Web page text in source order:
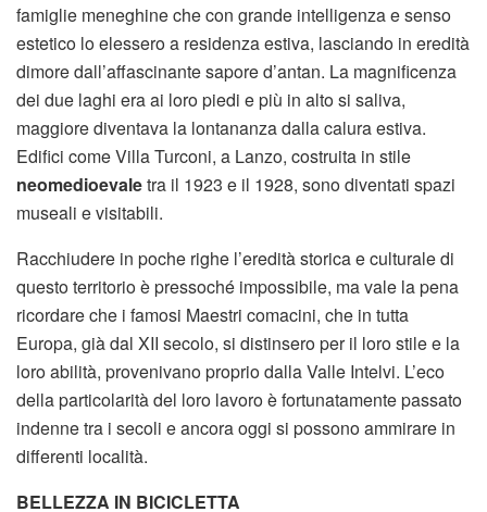
famiglie meneghine che con grande intelligenza e senso
estetico lo elessero a residenza estiva, lasciando in eredità
dimore dall’affascinante sapore d’antan. La magnificenza
dei due laghi era ai loro piedi e più in alto si saliva,
maggiore diventava la lontananza dalla calura estiva.
Edifici come Villa Turconi, a Lanzo, costruita in stile
neomedioevaletra il 1923 e il 1928, sono diventati spazi
museali e visitabili.
Racchiudere in poche righe l’eredità storica e culturale di
questo territorio è pressoché impossibile, ma vale la pena
ricordare che i famosi Maestri comacini, che in tutta
Europa, già dal XII secolo, si distinsero per il loro stile e la
loro abilità, provenivano proprio dalla Valle Intelvi. L’eco
della particolarità del loro lavoro è fortunatamente passato
indenne tra i secoli e ancora oggi si possono ammirare in
differenti località.
BELLEZZA IN BICICLETTA